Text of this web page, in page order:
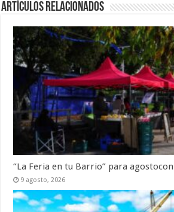
Artículos Relacionados
“La Feria en tu Barrio” para
9 agosto, 2026